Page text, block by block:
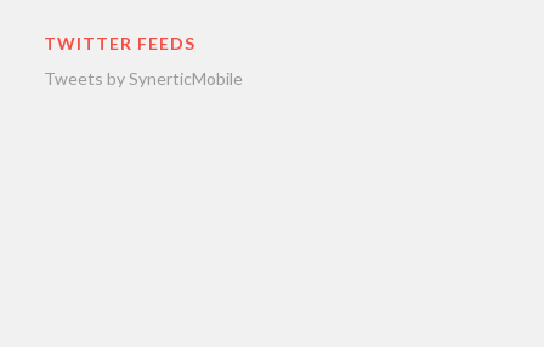
TWITTER FEEDS
Tweets by SynerticMobile